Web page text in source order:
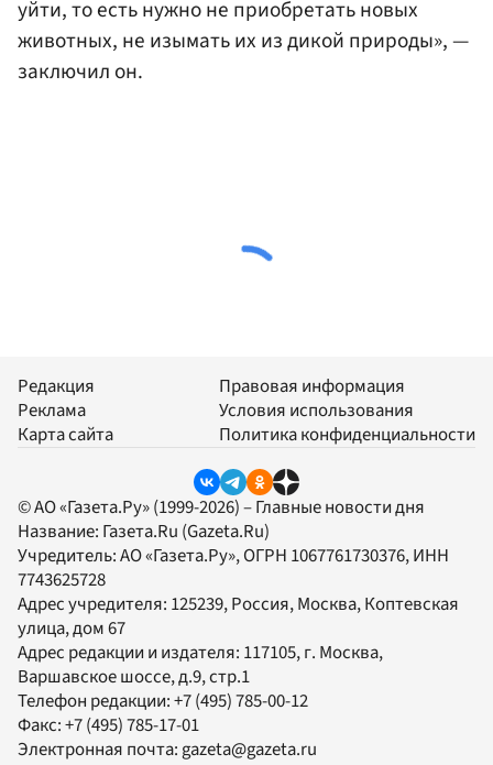
уйти, то есть нужно не приобретать новых
животных, не изымать их из дикой природы», —
заключил он.
Редакция
Реклама
Карта сайта
Правовая информация
Условия использования
Политика конфиденциальности
© АО «Газета.Ру» (1999-2026) – Главные новости дня
Название: Газета.Ru (Gazeta.Ru)
Учредитель:АО «Газета.Ру», ОГРН 1067761730376, ИНН
7743625728
Адрес учредителя: 125239, Россия, Москва, Коптевская
улица, дом 67
Адрес редакции и издателя: 117105, г. Москва,
Варшавское шоссе, д.9, стр.1
Телефон редакции:+7 (495) 785-00-12
Факс:+7 (495) 785-17-01
Электронная почта:gazeta@gazeta.ru